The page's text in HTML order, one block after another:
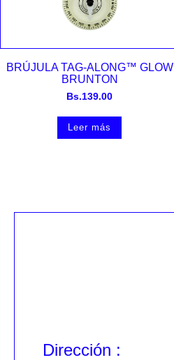
Vista rápida
BRÚJULA TAG-ALONG™ GLOW
BRUNTON
Bs.139.00
Leer más
Dirección :